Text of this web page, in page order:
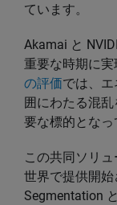
ています。
Akamai と
重要な時期に
の評価では、
囲にわたる混
要な標的となっ
この共同ソリ
世界で提供開
Segmentation